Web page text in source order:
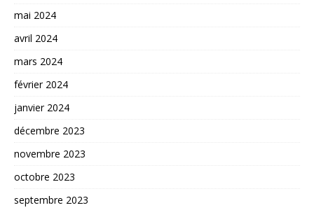
mai 2024
avril 2024
mars 2024
février 2024
janvier 2024
décembre 2023
novembre 2023
octobre 2023
septembre 2023